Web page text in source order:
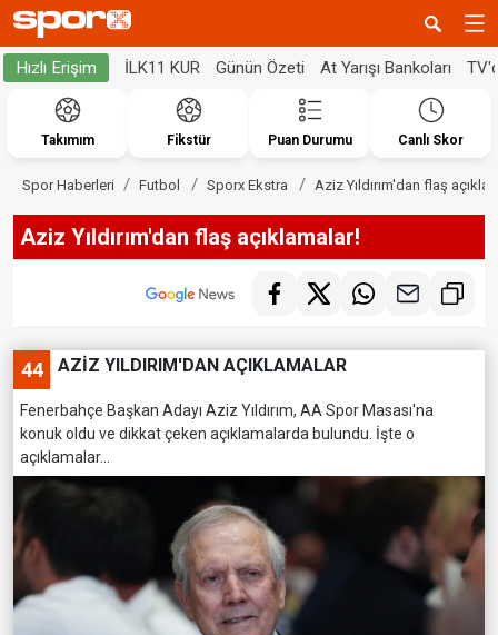
Hızlı Erişim İLK11 KUR Günün Özeti At Yarışı Bankoları
Takımım Fikstür Puan Durumu Canlı Skor
Spor Haberleri Futbol Sporx Ekstra Aziz Yıldırım'dan flaş
Aziz Yıldırım'dan flaş açıklamalar!
44 AZİZ YILDIRIM'DAN AÇIKLAMALAR
Fenerbahçe Başkan Adayı Aziz Yıldırım, AA Spor Masası'na
konuk oldu ve dikkat çeken açıklamalarda bulundu. İşte o
açıklamalar...